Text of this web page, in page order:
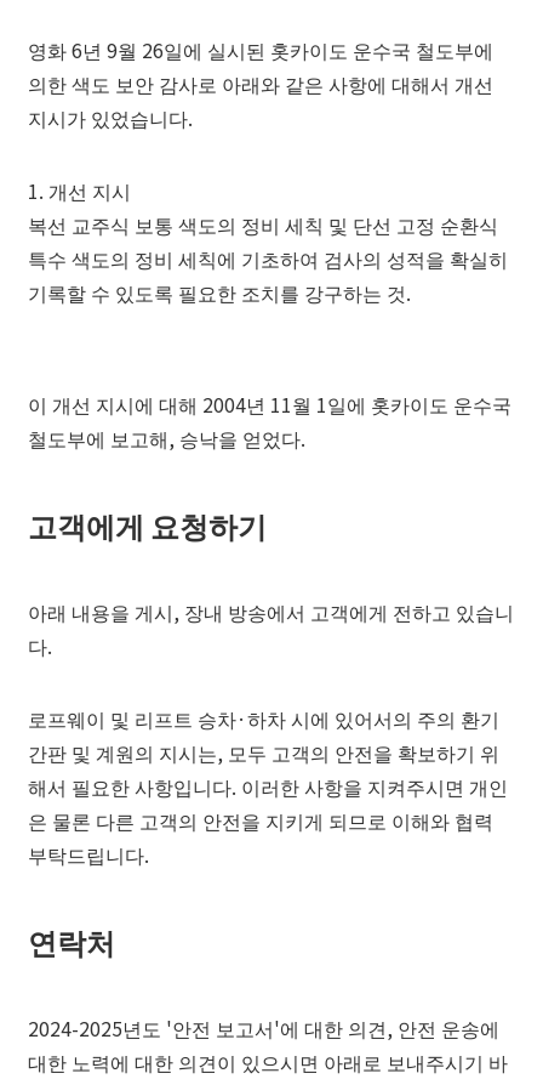
영화 6년 9월 26일에 실시된 홋카이도 운수국 철도부에
의한 색도 보안 감사로 아래와 같은 사항에 대해서 개선
지시가 있었습니다.
1. 개선 지시
복선 교주식 보통 색도의 정비 세칙 및 단선 고정 순환식
특수 색도의 정비 세칙에 기초하여 검사의 성적을 확실히
기록할 수 있도록 필요한 조치를 강구하는 것.
이 개선 지시에 대해 2004년 11월 1일에 홋카이도 운수국
철도부에 보고해, 승낙을 얻었다.
고객에게 요청하기
아래 내용을 게시, 장내 방송에서 고객에게 전하고 있습니
다.
로프웨이 및 리프트 승차·하차 시에 있어서의 주의 환기
간판 및 계원의 지시는, 모두 고객의 안전을 확보하기 위
해서 필요한 사항입니다. 이러한 사항을 지켜주시면 개인
은 물론 다른 고객의 안전을 지키게 되므로 이해와 협력
부탁드립니다.
연락처
2024-2025년도 '안전 보고서'에 대한 의견, 안전 운송에
대한 노력에 대한 의견이 있으시면 아래로 보내주시기 바